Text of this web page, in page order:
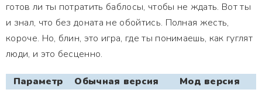
готов ли ты потратить баблосы, чтобы не ждать. Вот ты
и знал, что без доната не обойтись. Полная жесть,
короче. Но, блин, это игра, где ты понимаешь, как гуглят
люди, и это бесценно.
Параметр Обычная версия Мод версия